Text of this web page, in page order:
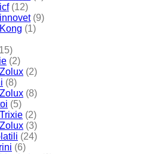
icf (12)
innovet (9)
Kong (1)
(2)
Zolux (2)
(8)
Zolux (8)
(5)
Trixie (2)
Zolux (3)
(24)
(6)